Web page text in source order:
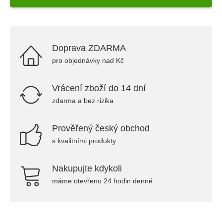
Doprava ZDARMA
pro objednávky nad Kč
Vrácení zboží do 14 dní
zdarma a bez rizika
Prověřený český obchod
s kvalitními produkty
Nakupujte kdykoli
máme otevřeno 24 hodin denně